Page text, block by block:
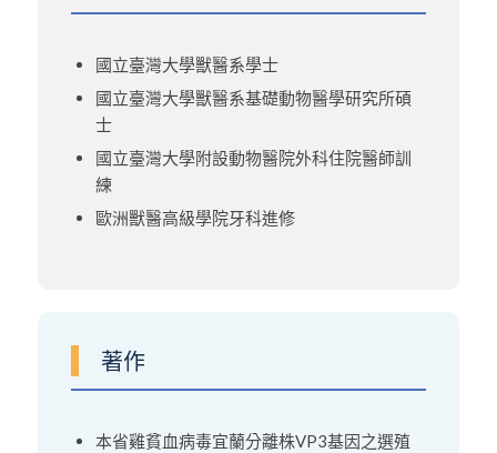
國立臺灣大學獸醫系學士
國立臺灣大學獸醫系基礎動物醫學研究所碩
士
國立臺灣大學附設動物醫院外科住院醫師訓
練
歐洲獸醫高級學院牙科進修
著作
本省雞貧血病毒宜蘭分離株VP3基因之選殖